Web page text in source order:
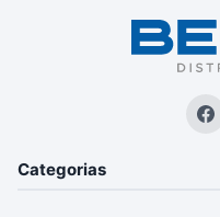
Categorias